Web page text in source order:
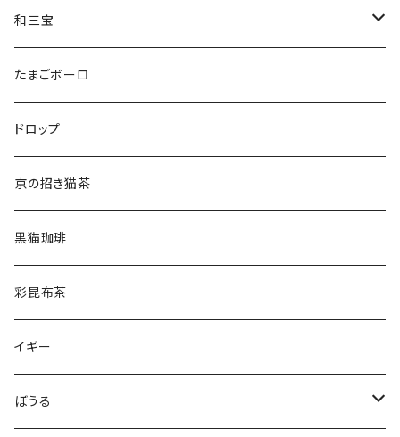
ねこさんわさんぼん
ねこさんギフト
和三宝
猫
それ以外
たまごボーロ
ドロップ
京の招き猫茶
黒猫珈琲
彩昆布茶
イギー
ぼうる